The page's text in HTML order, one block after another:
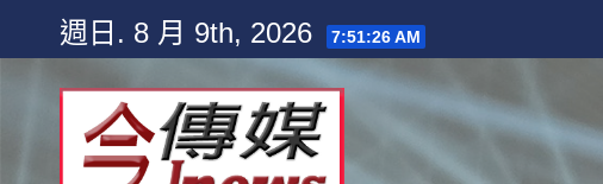
content
週日. 8 月 9th, 2026 7:51:27 AM